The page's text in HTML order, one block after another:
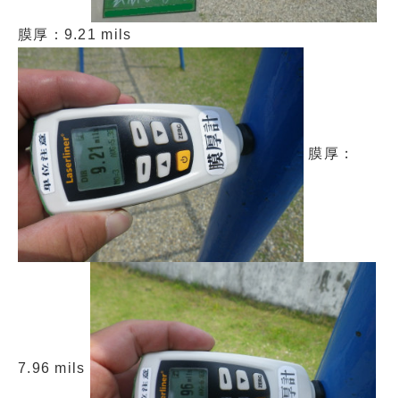
膜厚：9.21 mils
膜厚：
7.96 mils